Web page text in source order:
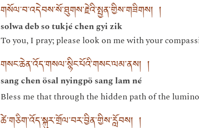
གསོལ་བ་འདེབས་སོ་ཐུགས་རྗེའི་སྤྱན་གྱིས་གཟིགས། །
solwa deb so tukjé chen gyi zik
To you, I pray; please look on me with your
གསང་ཆེན་འོད་གསལ་སྙིང་པོའི་གསང་ལམ་ནས། །
sang chen ösal nyingpö sang lam né
Bless me that through the hidden path of the
ཚེ་གཅིག་འོད་སྐུར་གྲོལ་བར་བྱིན་གྱིས་རློབས། །